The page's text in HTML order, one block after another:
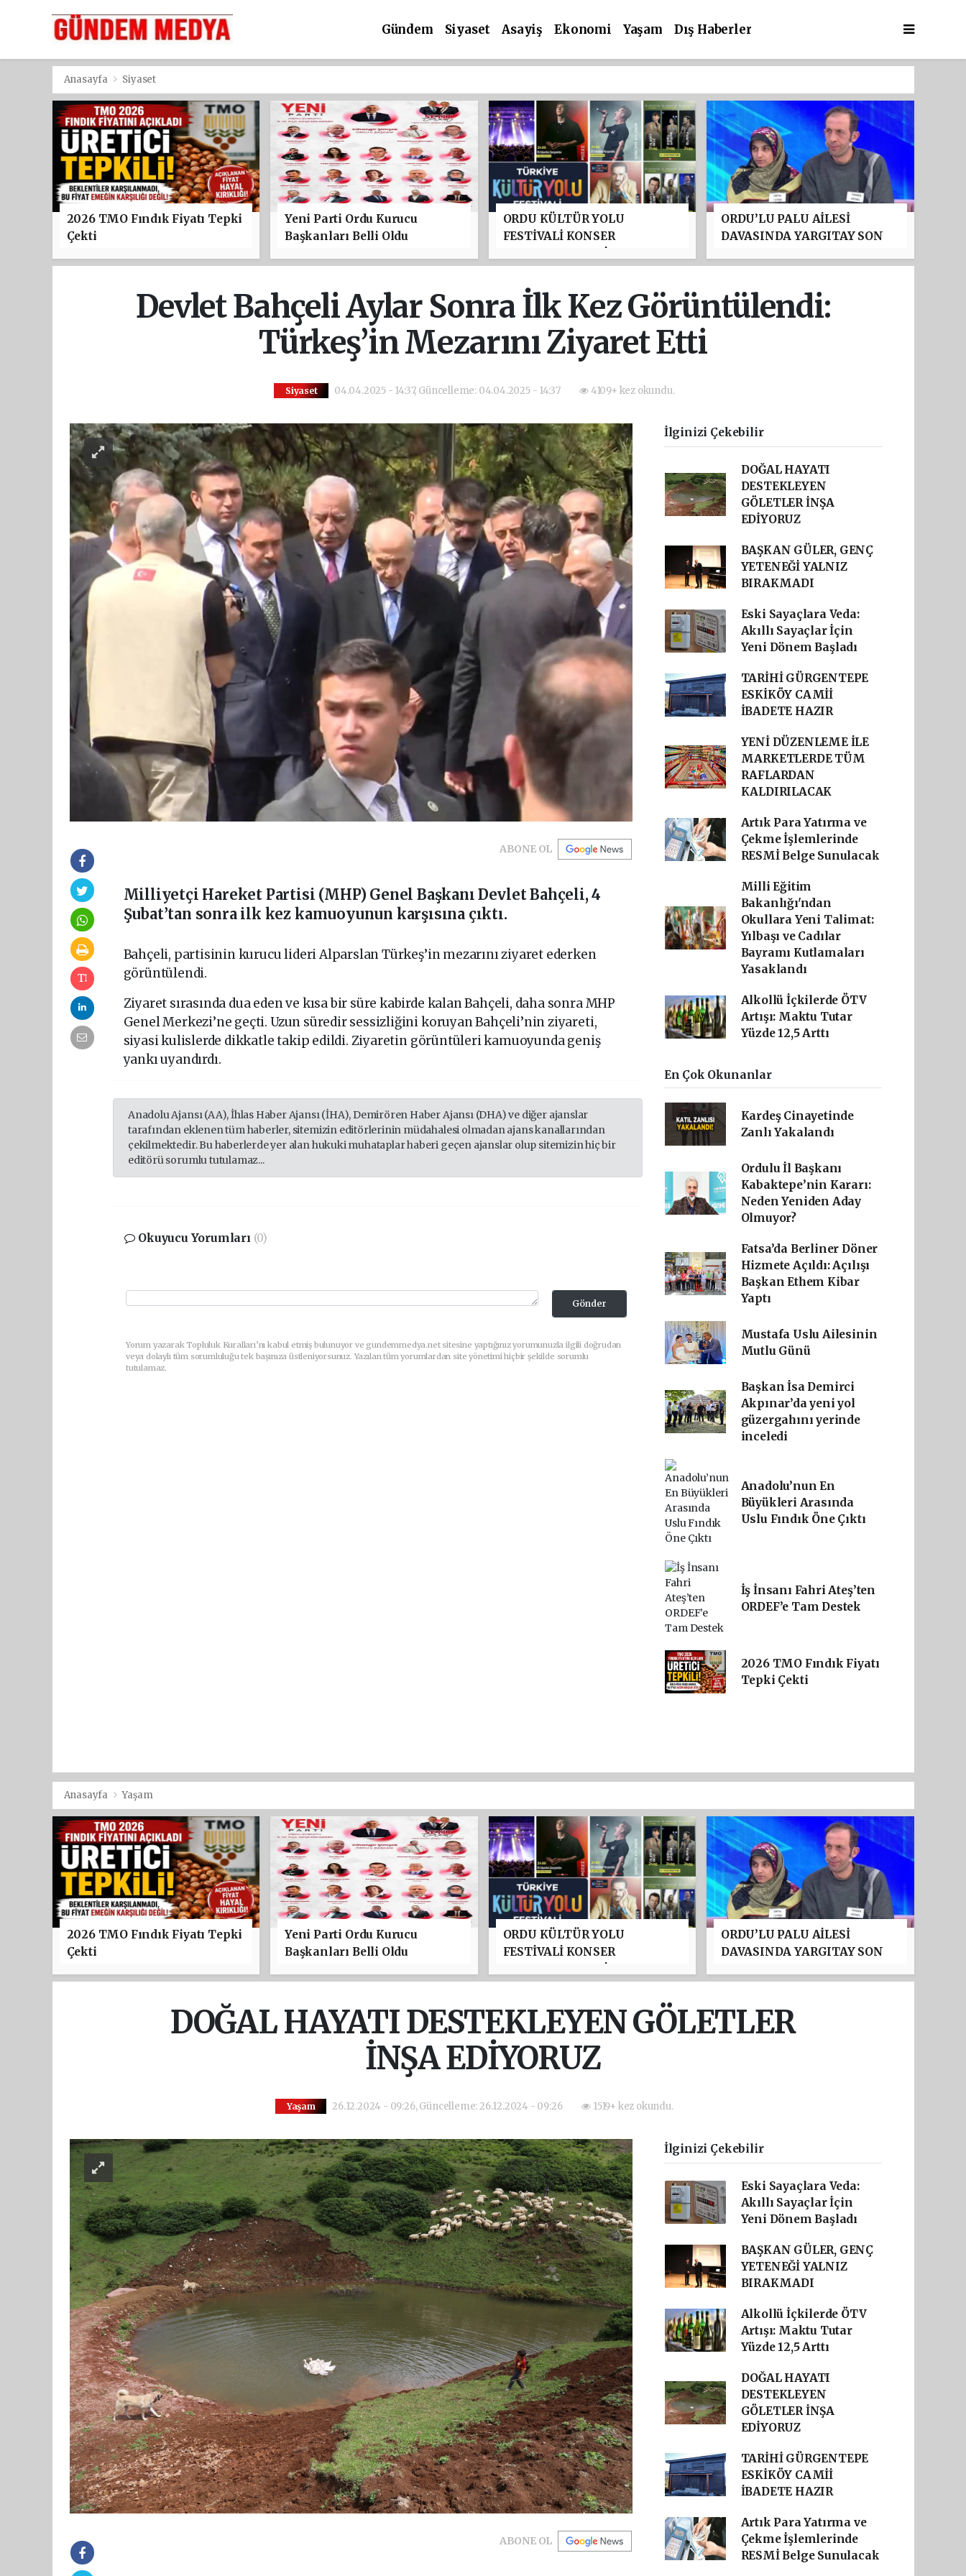
Gündem Siyaset Asayiş Ekonomi Yaşam Dış Haberler
Anasayfa Siyaset
2026 TMO Fındık Fiyatı Tepki
Çekti
Yeni Parti Ordu Kurucu
Başkanları Belli Oldu
ORDU KÜLTÜR YOLU
FESTİVALİ KONSER
TAYFUN GÜRSOY PARKI'NDA
YILDIZLAR GEÇİDİ
ORDU’LU PALU AİLESİ
DAVASINDA YARGITAY SON
USTAEL’İN MÜEBBET HAPİS
Devlet Bahçeli Aylar Sonra İlk Kez Görüntülendi:
Türkeş’in Mezarını Ziyaret Etti
Siyaset 04.04.2025 - 14:37, Güncelleme: 04.04.2025 - 14:37 4109+ kez okundu.
ABONE OL
Milliyetçi Hareket Partisi (MHP) Genel Başkanı Devlet Bahçeli, 4
Şubat’tan sonra ilk kez kamuoyunun karşısına çıktı.
Bahçeli, partisinin kurucu lideri Alparslan Türkeş’in mezarını ziyaret ederken
görüntülendi.
Ziyaret sırasında dua eden ve kısa bir süre kabirde kalan Bahçeli, daha sonra MHP
Genel Merkezi’ne geçti. Uzun süredir sessizliğini koruyan Bahçeli’nin ziyareti,
siyasi kulislerde dikkatle takip edildi. Ziyaretin görüntüleri kamuoyunda geniş
yankı uyandırdı.
Anadolu Ajansı (AA), İhlas Haber Ajansı (İHA), Demirören Haber Ajansı (DHA) ve diğer ajanslar
tarafından eklenen tüm haberler, sitemizin editörlerinin müdahalesi olmadan ajans kanallarından
çekilmektedir. Bu haberlerde yer alan hukuki muhataplar haberi geçen ajanslar olup sitemizin hiç bir
editörü sorumlu tutulamaz...
Okuyucu Yorumları (0)
Gönder
Yorum yazarak Topluluk Kuralları’nı kabul etmiş bulunuyor ve gundemmedya.net sitesine yaptığınız yorumunuzla ilgili doğrudan
veya dolaylı tüm sorumluluğu tek başınıza üstleniyorsunuz. Yazılan tüm yorumlardan site yönetimi hiçbir şekilde sorumlu
tutulamaz.
İlginizi Çekebilir
DOĞAL HAYATI
DESTEKLEYEN
GÖLETLER İNŞA
EDİYORUZ
BAŞKAN GÜLER, GENÇ
YETENEĞİ YALNIZ
BIRAKMADI
Eski Sayaçlara Veda:
Akıllı Sayaçlar İçin
Yeni Dönem Başladı
TARİHİ GÜRGENTEPE
ESKİKÖY CAMİİ
İBADETE HAZIR
YENİ DÜZENLEME İLE
MARKETLERDE TÜM
RAFLARDAN
KALDIRILACAK
Artık Para Yatırma ve
Çekme İşlemlerinde
RESMİ Belge Sunulacak
Milli Eğitim
Bakanlığı'ndan
Okullara Yeni Talimat:
Yılbaşı ve Cadılar
Bayramı Kutlamaları
Yasaklandı
Alkollü İçkilerde ÖTV
Artışı: Maktu Tutar
Yüzde 12,5 Arttı
En Çok Okunanlar
Kardeş Cinayetinde
Zanlı Yakalandı
Ordulu İl Başkanı
Kabaktepe’nin Kararı:
Neden Yeniden Aday
Olmuyor?
Fatsa’da Berliner Döner
Hizmete Açıldı: Açılışı
Başkan Ethem Kibar
Yaptı
Mustafa Uslu Ailesinin
Mutlu Günü
Başkan İsa Demirci
Akpınar’da yeni yol
güzergahını yerinde
inceledi
Anadolu’nun En
Büyükleri Arasında
Uslu Fındık Öne Çıktı
İş İnsanı Fahri Ateş’ten
ORDEF’e Tam Destek
2026 TMO Fındık Fiyatı
Tepki Çekti
Anasayfa Yaşam
2026 TMO Fındık Fiyatı Tepki
Çekti
Yeni Parti Ordu Kurucu
Başkanları Belli Oldu
ORDU KÜLTÜR YOLU
FESTİVALİ KONSER
TAYFUN GÜRSOY PARKI'NDA
ORDU’LU PALU AİLESİ
DAVASINDA YARGITAY SON
USTAEL’İN MÜEBBET HAPİS
DOĞAL HAYATI DESTEKLEYEN GÖLETLER
İNŞA EDİYORUZ
Yaşam 26.12.2024 - 09:26, Güncelleme: 26.12.2024 - 09:26 1519+ kez okundu.
ABONE OL
İlginizi Çekebilir
Eski Sayaçlara Veda:
Akıllı Sayaçlar İçin
Yeni Dönem Başladı
BAŞKAN GÜLER, GENÇ
YETENEĞİ YALNIZ
BIRAKMADI
Alkollü İçkilerde ÖTV
Artışı: Maktu Tutar
Yüzde 12,5 Arttı
DOĞAL HAYATI
DESTEKLEYEN
GÖLETLER İNŞA
EDİYORUZ
TARİHİ GÜRGENTEPE
ESKİKÖY CAMİİ
İBADETE HAZIR
Artık Para Yatırma ve
Çekme İşlemlerinde
RESMİ Belge Sunulacak